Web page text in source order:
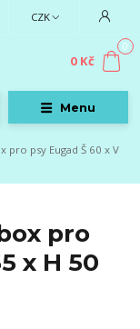
Menu
CZK
0
0 Kč
psy Eugad Š 60 x V
pro
x H 50